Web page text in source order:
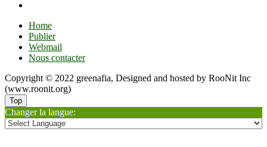
Home
Publier
Webmail
Nous contacter
Copyright © 2022 greenafia, Designed and hosted by RooNit Inc
(www.roonit.org)
Top
Changer la langue: